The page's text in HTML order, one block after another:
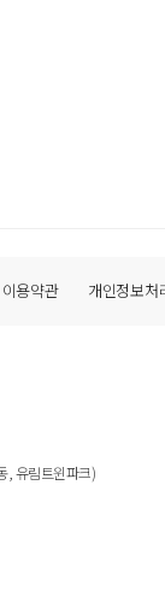
이용약관 개인정보처
, 유림트윈파크)